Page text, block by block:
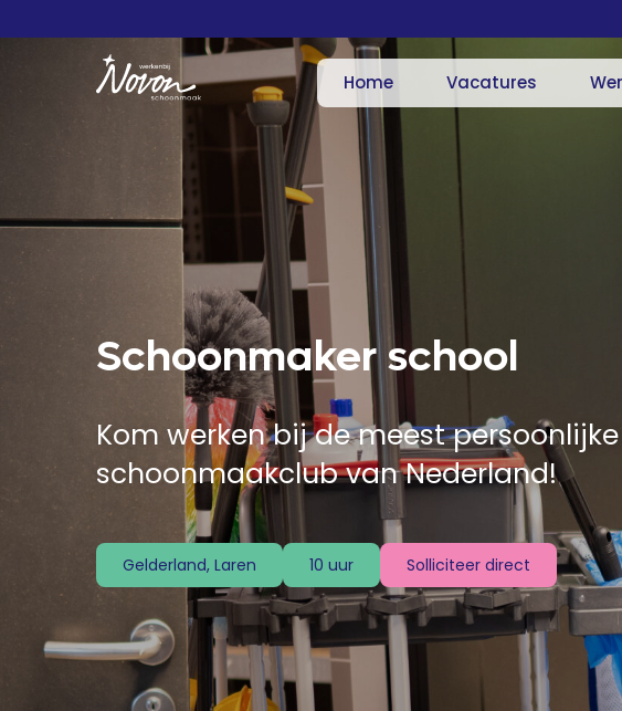
Home Vacatures
Schoonmaker school
Kom werken bij de meest persoonlijke
schoonmaakclub van Nederland!
Gelderland, Laren 10 uur Solliciteer direct